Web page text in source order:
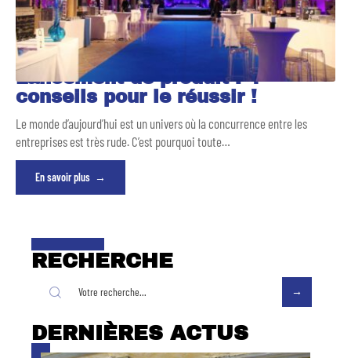
Lancement de produit : 4
conseils pour le réussir !
Le monde d’aujourd’hui est un univers où la concurrence entre les
entreprises est très rude. C’est pourquoi toute…
En savoir plus
RECHERCHE
DERNIÈRES ACTUS